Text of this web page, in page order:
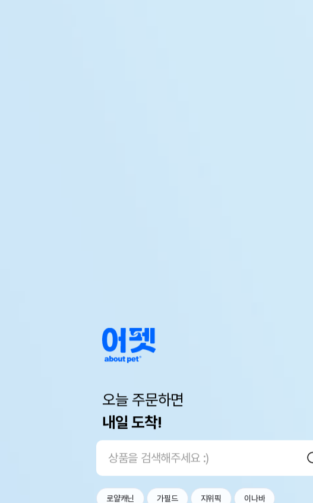
오늘 주문하면
내일 도착!
로얄캐닌 가필드 지위픽 이나바